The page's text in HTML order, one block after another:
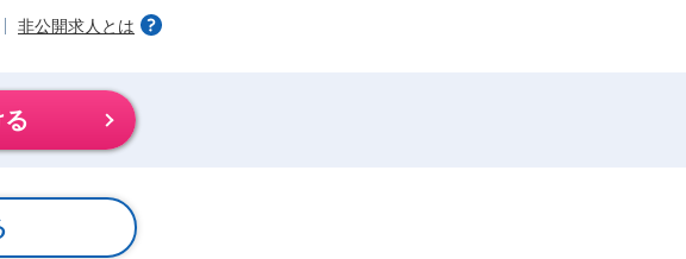
非公開求人とは